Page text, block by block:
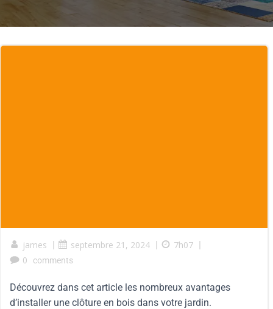
james | septembre 21, 2024 | 7h07 |
0
comments
Découvrez dans cet article les nombreux avantages
d’installer une clôture en bois dans votre jardin.